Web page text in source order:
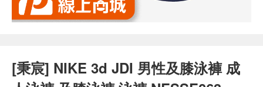
[秉宸] NIKE 3d JDI 男性及膝泳褲 成